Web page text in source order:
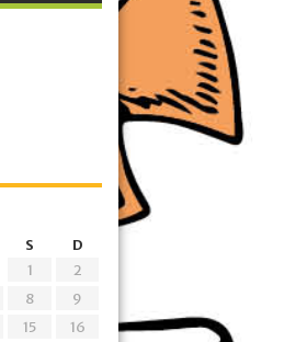
S
D
1
2
8
9
15
16